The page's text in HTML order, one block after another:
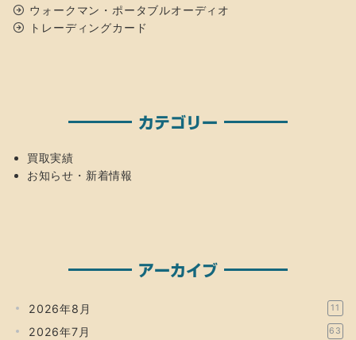
ウォークマン・ポータブルオーディオ
トレーディングカード
カテゴリー
買取実績
お知らせ・新着情報
アーカイブ
2026年8月 11
2026年7月 63